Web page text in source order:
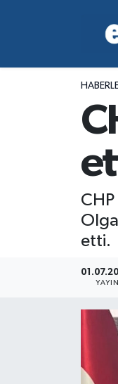
etti.
Yazarlar
MAGAZİN
RESMİ
EGEDEN
SİYASET
MAGAZİN
RESMİ
Egemax TV
Trafik Durumu
Süper Lig
Tüm
Son Dakika
Haber Arşivi